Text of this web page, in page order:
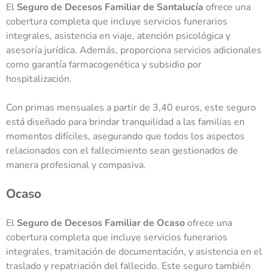
El Seguro de Decesos Familiar de Santalucía ofrece una
cobertura completa que incluye servicios funerarios
integrales, asistencia en viaje, atención psicológica y
asesoría jurídica. Además, proporciona servicios adicionales
como garantía farmacogenética y subsidio por
hospitalización.
Con primas mensuales a partir de 3,40 euros, este seguro
está diseñado para brindar tranquilidad a las familias en
momentos difíciles, asegurando que todos los aspectos
relacionados con el fallecimiento sean gestionados de
manera profesional y compasiva.
Ocaso
El Seguro de Decesos Familiar de Ocasoofrece una
cobertura completa que incluye servicios funerarios
integrales, tramitación de documentación, y asistencia en el
traslado y repatriación del fallecido. Este seguro también